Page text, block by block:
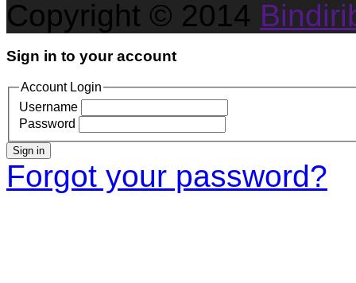
Copyright © 2014
Sign in to your account
Account Login
Username
Password
Sign in
Forgot your password?